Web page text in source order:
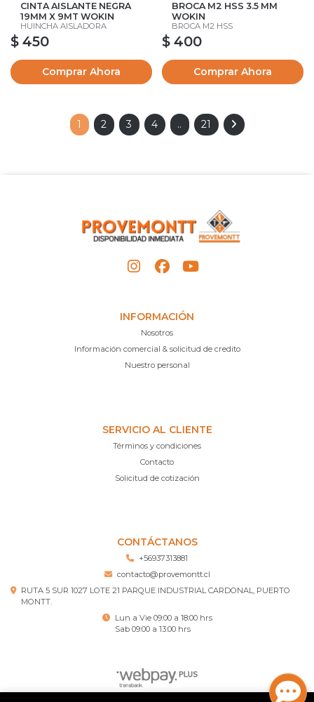
CINTA AISLANTE NEGRA
19MM X 9MT WOKIN
HUINCHA AISLADORA
$ 450
Comprar Ahora
BROCA M2 HSS 3.5 MM
WOKIN
BROCA M2 HSS
$ 400
Comprar Ahora
1 2 3 4 .. 21
INFORMACIÓN
Nosotros
Información comercial & solicitud de credito
Nuestro personal
SERVICIO AL CLIENTE
Términos y condiciones
Contacto
Solicitud de cotización
CONTÁCTANOS
+56937313881
contacto@provemontt.cl
RUTA 5 SUR 1027 LOTE 21 PARQUE INDUSTRIAL CARDONAL, PUERTO
MONTT.
Lun a Vie 09:00 a 18:00 hrs
Sab 09:00 a 13:00 hrs